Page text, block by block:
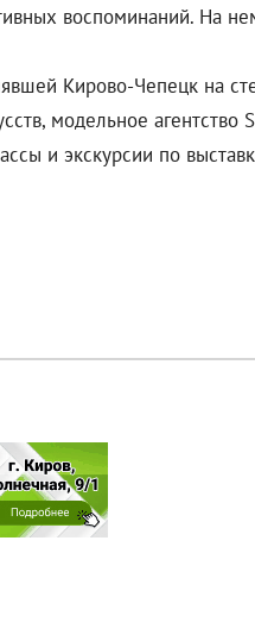
воспоминаний. На
Кирово-Чепецк на
модельное агентство
и экскурсии по